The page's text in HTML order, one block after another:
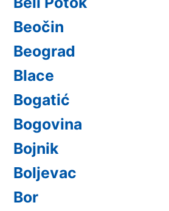
Beočin
Beograd
Blace
Bogatić
Bogovina
Bojnik
Boljevac
Bor